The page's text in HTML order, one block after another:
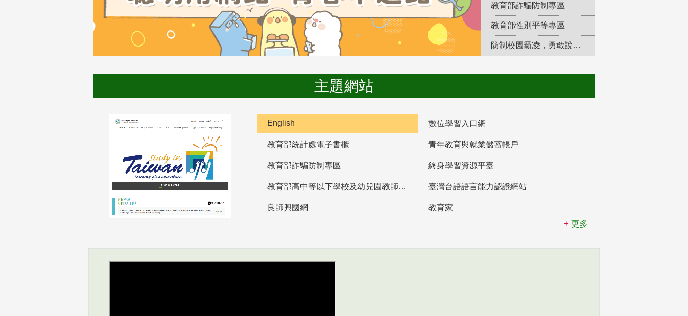
教育部詐騙防制專區
教育部性別平等專區
防制校園霸凌，勇敢說出來！
主題網站
English 數位學習入口網
教育部統計處電子書櫃 青年教育與就業儲蓄帳戶
教育部詐騙防制專區 終身學習資源平臺
教育部高中等以下學校及幼兒園教師資格檢定考試 臺灣台語語言能力認證網站
良師興國網
教育家
更多